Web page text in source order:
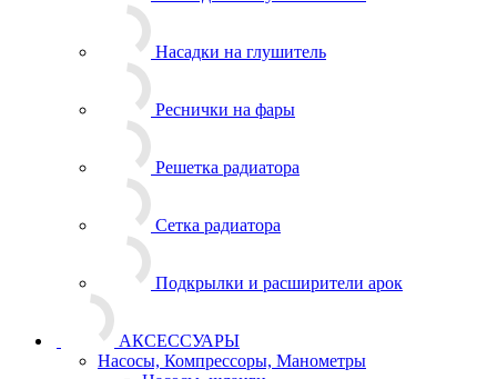
Насадки на глушитель
Реснички на фары
Решетка радиатора
Сетка радиатора
Подкрылки и расширители арок
АКСЕССУАРЫ
Насосы, Компрессоры, Манометры